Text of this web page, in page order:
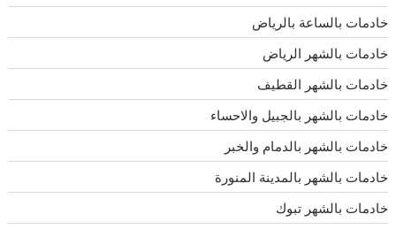
خادمات بالساعة بالرياض
خادمات بالشهر الرياض
خادمات بالشهر القطيف
خادمات بالشهر بالجبيل والاحساء
خادمات بالشهر بالدمام والخبر
خادمات بالشهر بالمدينة المنورة
خادمات بالشهر تبوك